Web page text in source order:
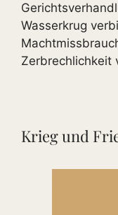
Wasserkrug
Zerbrechlichkeit
Krieg und